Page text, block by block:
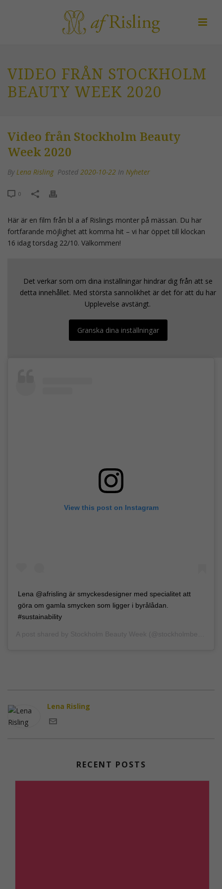
VIDEO FRÅN STOCKHOLM
BEAUTY WEEK 2020
Video från Stockholm Beauty
Week 2020
ByLena Risling Posted 2020-10-22 In Nyheter
0
Här är en film från bl a af Rislings monter på mässan. Du har
fortfarande möjlighet att komma hit – vi har öppet till klockan
16 idag torsdag 22/10. Välkommen!
Det verkar som om dina inställningar hindrar dig från att se
detta innehållet. Med största sannolikhet är det för att du har
Upplevelse avstängt.
Granska dina inställningar
View this post on Instagram
Lena @afrisling är smyckesdesigner med specialitet att
göra om gamla smycken som ligger i byrålådan.
#sustainability
Lena Risling
RECENT POSTS